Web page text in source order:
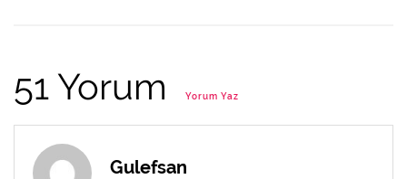
51 Yorum Yorum Yaz
Gulefsan